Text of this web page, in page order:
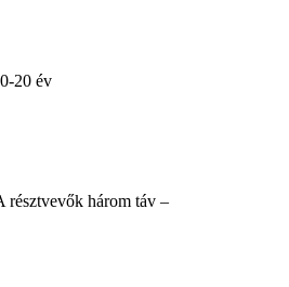
20 év
résztvevők három táv –